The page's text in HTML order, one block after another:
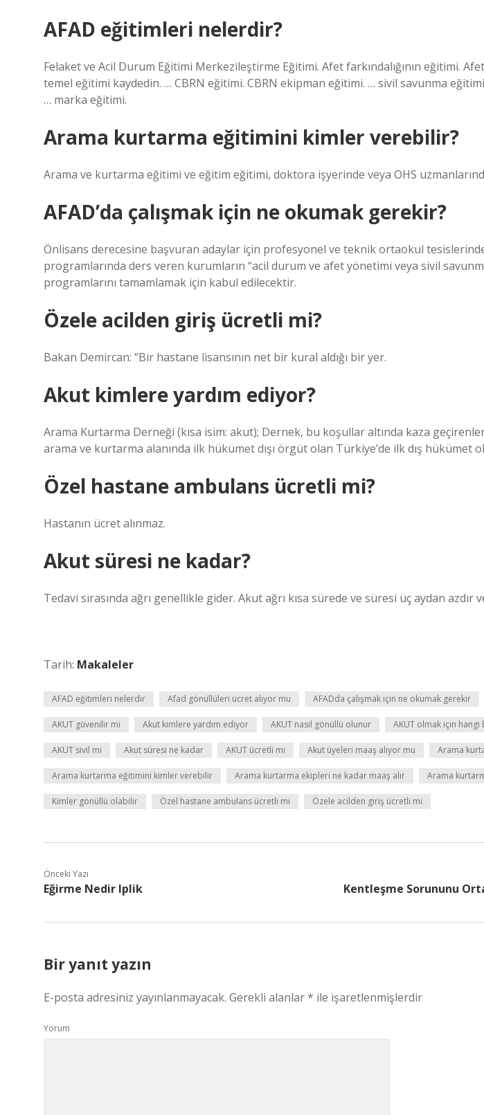
AFAD eğitimleri nelerdir?
Felaket ve Acil Durum Eğitimi Merkezileştirme Eğitimi. Afet farkındalığının eğitimi.
temel eğitimi kaydedin. … CBRN eğitimi. CBRN ekipman eğitimi. … sivil savunma
… marka eğitimi.
Arama kurtarma eğitimini kimler verebilir?
Arama ve kurtarma eğitimi ve eğitim eğitimi, doktora işyerinde veya OHS
AFAD’da çalışmak için ne okumak gerekir?
Önlisans derecesine başvuran adaylar için profesyonel ve teknik ortaokul
programlarında ders veren kurumların “acil durum ve afet yönetimi veya sivil
programlarını tamamlamak için kabul edilecektir.
Özele acilden giriş ücretli mi?
Bakan Demircan: “Bir hastane lisansının net bir kural aldığı bir yer.
Akut kimlere yardım ediyor?
Arama Kurtarma Derneği (kısa isim: akut); Dernek, bu koşullar altında kaza
arama ve kurtarma alanında ilk hükümet dışı örgüt olan Türkiye’de ilk dış hükümet
Özel hastane ambulans ücretli mi?
Hastanın ücret alınmaz.
Akut süresi ne kadar?
Tedavi sırasında ağrı genellikle gider. Akut ağrı kısa sürede ve süresi üç aydan azdır
Tarih: Makaleler
AFAD eğitimleri nelerdir Afad gönüllüleri ücret alıyor mu AFADda çalışmak için ne okumak gerekir
AKUT güvenilir mi Akut kimlere yardım ediyor AKUT nasıl gönüllü olunur AKUT olmak için hangi
AKUT sivil mi Akut süresi ne kadar AKUT ücretli mi Akut üyeleri maaş alıyor mu Arama
Arama kurtarma eğitimini kimler verebilir Arama kurtarma ekipleri ne kadar maaş alır Arama
Kimler gönüllü olabilir Özel hastane ambulans ücretli mi Özele acilden giriş ücretli mi
Önceki Yazı
Eğirme Nedir Iplik Kentleşme Sorununu
Bir yanıt yazın
E-posta adresiniz yayınlanmayacak. Gerekli alanlar* ile işaretlenmişlerdir
Yorum